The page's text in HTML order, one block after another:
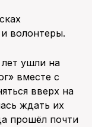
волонтеры.
ушли на
вместе с
вверх на
ждать их
прошёл почти